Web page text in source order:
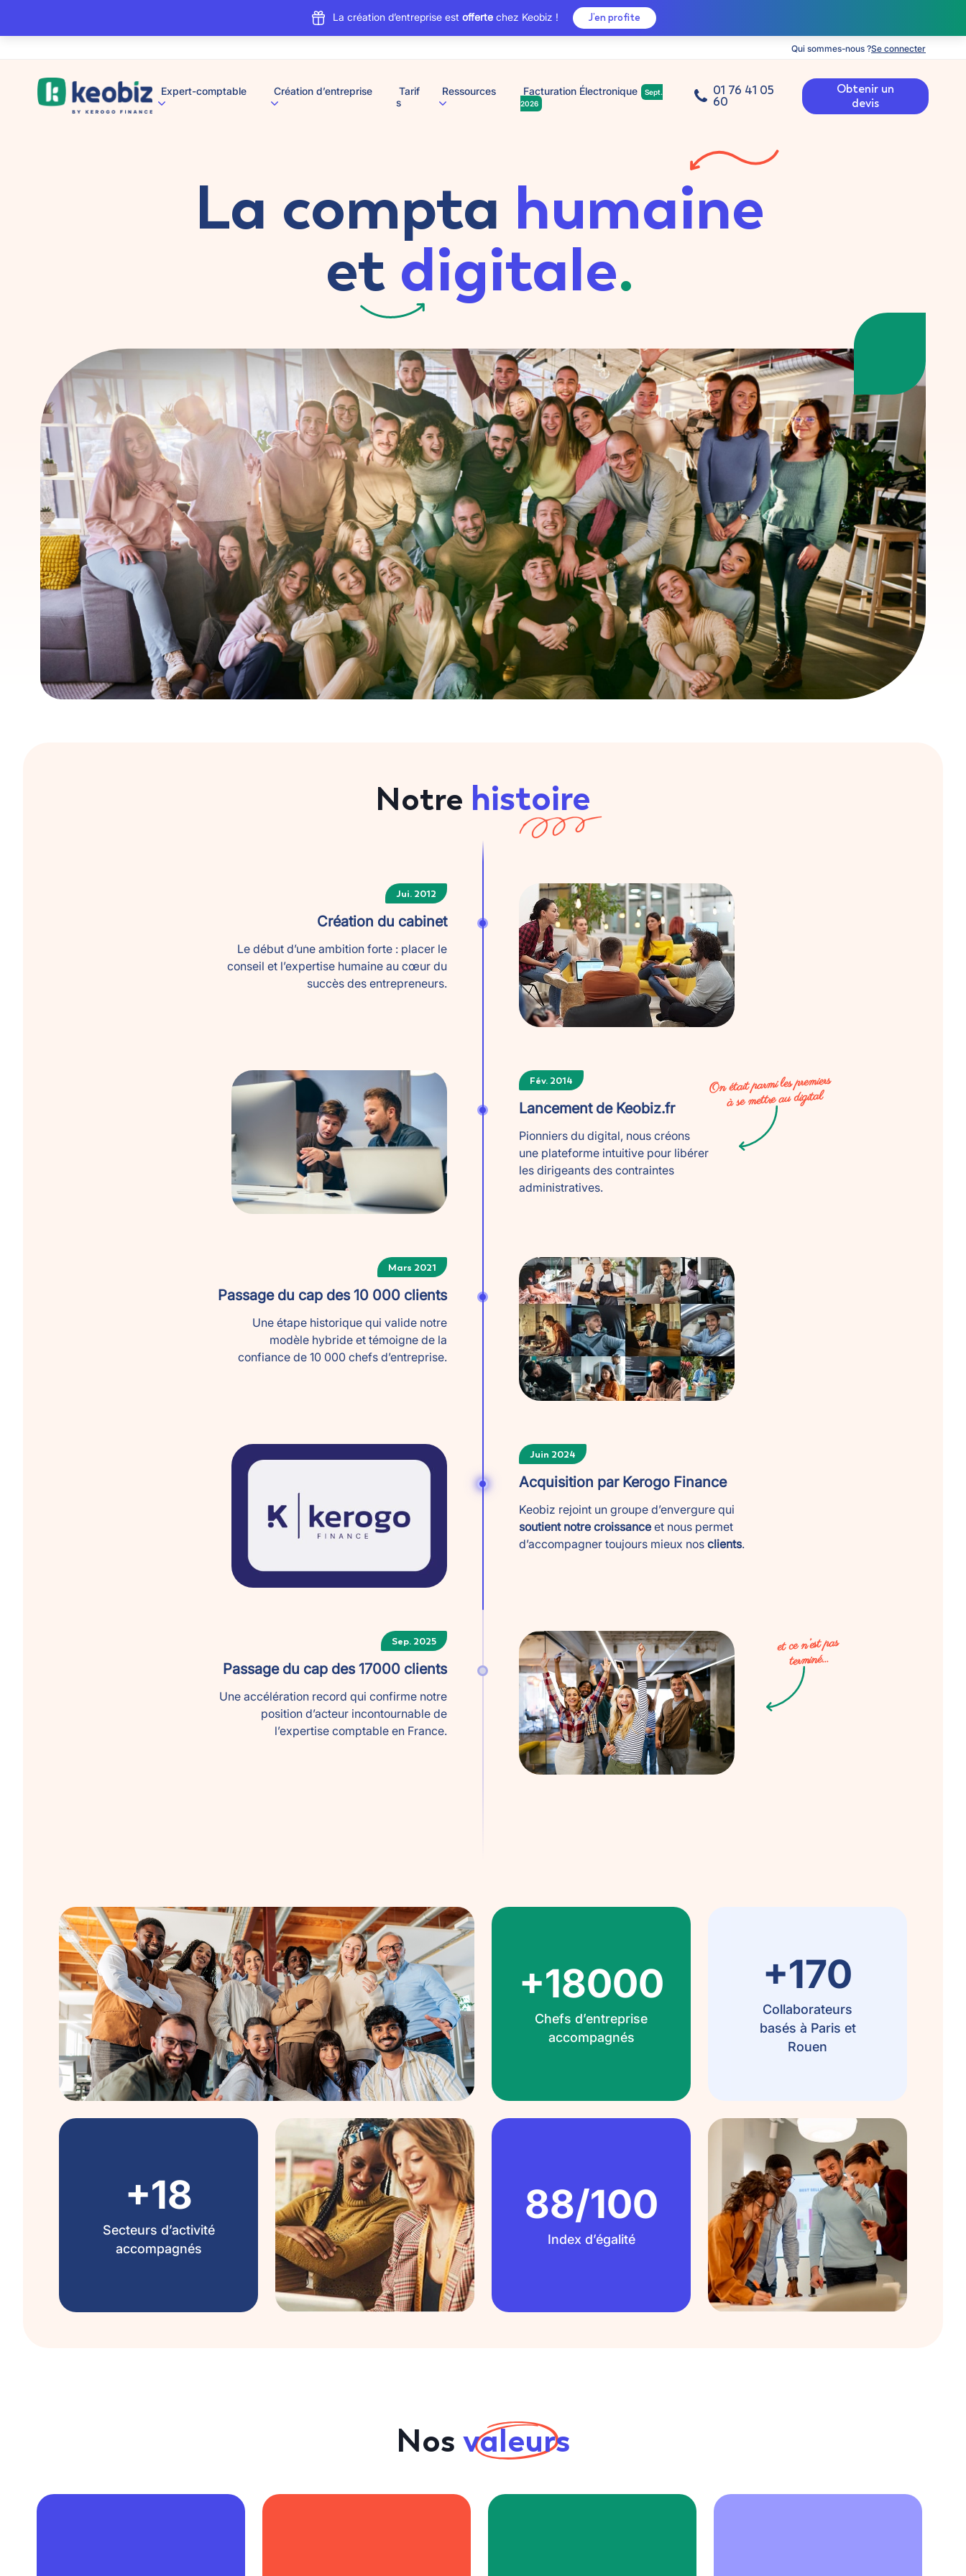
La création d’entreprise est offertechez Keobiz ! J’en profite
Qui sommes-nous ?Se connecter
A
c
c
u
Expert-comptable Création d’entreprise
Tarif
s
Ressources Facturation Électronique
Sept.
2026
01 76 41 05
60
Obtenir un
devis
La compta humaine
et digitale.
Notre histoire
Jui. 2012
Création du cabinet
Le début d’une ambition forte : placer le
conseil et l’expertise humaine au cœur du
succès des entrepreneurs.
On était parmi les premiers
à se mettre au digital
Fév. 2014
Lancement de Keobiz.fr
Pionniers du digital, nous créons
une plateforme intuitive pour libérer
les dirigeants des contraintes
administratives.
Mars 2021
Passage du cap des 10 000 clients
Une étape historique qui valide notre
modèle hybride et témoigne de la
confiance de 10 000 chefs d’entreprise.
Juin 2024
Acquisition par Kerogo Finance
Keobiz rejoint un groupe d’envergure qui
soutient notre croissance et nous permet
d’accompagner toujours mieux nos clients.
Sep. 2025
Passage du cap des 17000 clients
Une accélération record qui confirme notre
position d’acteur incontournable de
l’expertise comptable en France.
et ce n’est pas
terminé…
+18000
Chefs d’entreprise
accompagnés
+170
Collaborateurs
basés à Paris et
Rouen
+18
Secteurs d’activité
accompagnés
88/100
Index d’égalité
Nos valeurs